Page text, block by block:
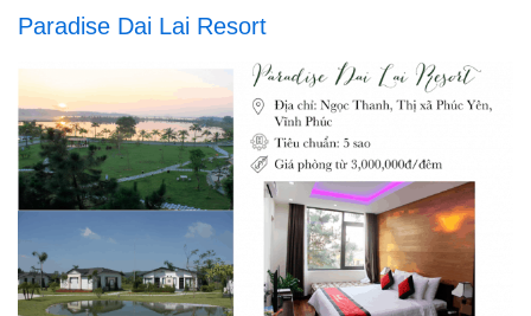
Paradise Dai Lai Resort